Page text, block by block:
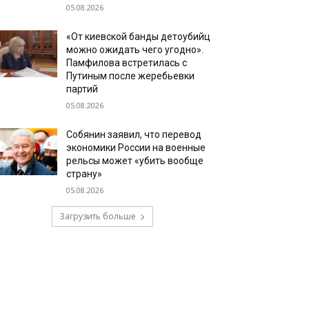
05.08.2026
«От киевской банды детоубийц
можно ожидать чего угодно».
Памфилова встретилась с
Путиным после жеребьевки
партий
05.08.2026
Собянин заявил, что перевод
экономики России на военные
рельсы может «убить вообще
страну»
05.08.2026
Загрузить больше